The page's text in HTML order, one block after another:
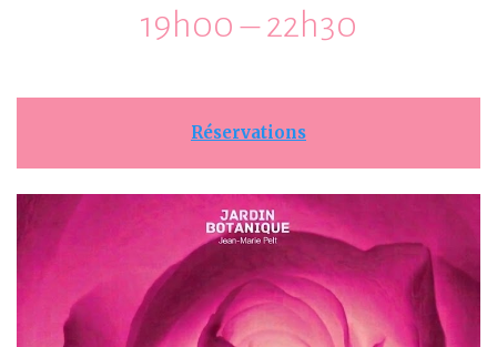
19h00 – 22h30
Réservations